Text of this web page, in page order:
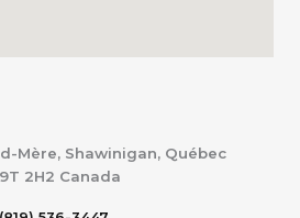
Mère, Shawinigan, Québec
2H2 Canada